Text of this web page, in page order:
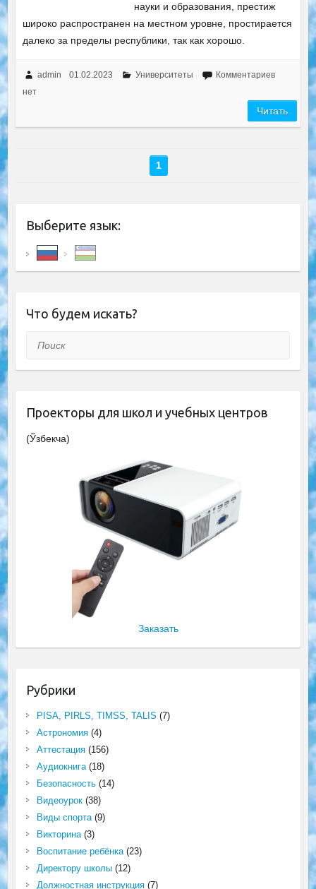
науки и образования, престиж
широко распространен на местном уровне, простирается
далеко за пределы республики, так как хорошо.
admin 01.02.2023 Университеты
Комментариев
нет
Читать
1
Выберите язык:
Что будем искать?
Поиск
Проекторы для школ и учебных центров
(Ўзбекча)
Заказать
Рубрики
PISA, PIRLS, TIMSS, TALIS (7)
Астрономия(4)
Аттестация(156)
Аудиокнига(18)
Безопасность(14)
Видеоурок(38)
Виды спорта(9)
Викторина(3)
Воспитание ребёнка(23)
Директору школы(12)
Должностная инструкция(7)